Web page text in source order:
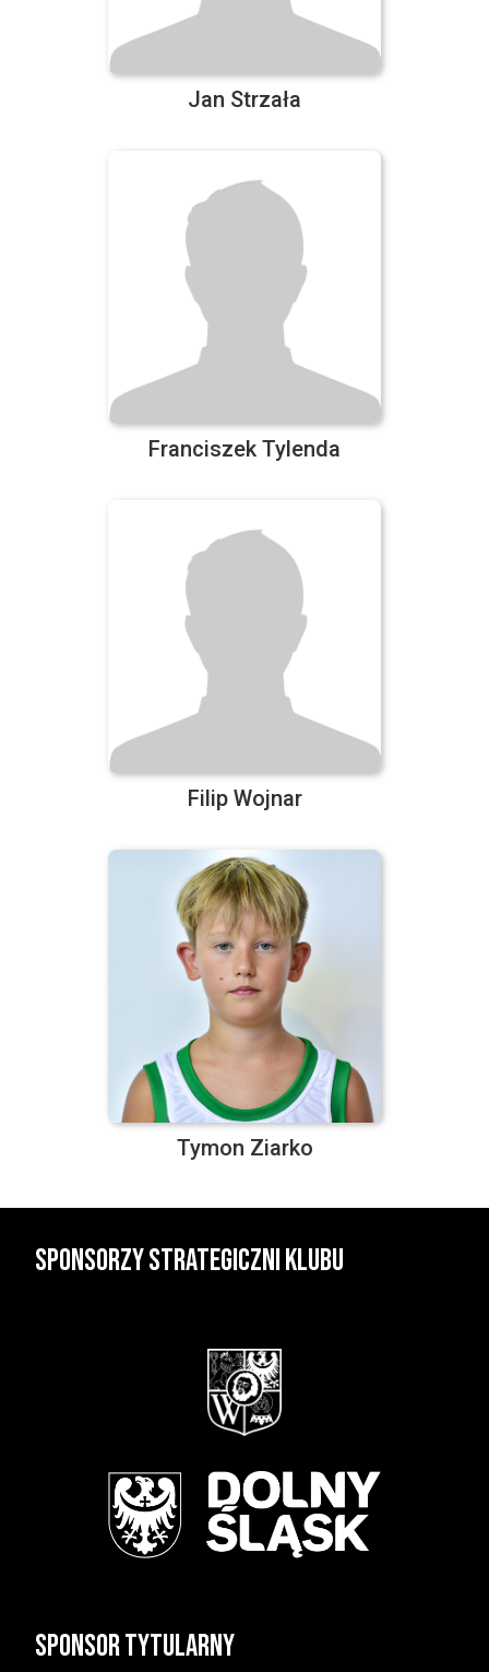
Jan Strzała
Franciszek Tylenda
Filip Wojnar
Tymon Ziarko
Sponsorzy strategiczni klubu
Sponsor tytularny